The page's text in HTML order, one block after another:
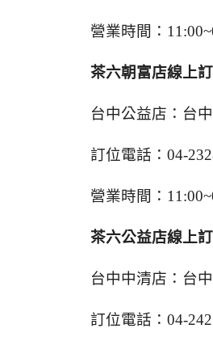
營業時間：
茶六朝富店線上
台中公益店：台
訂位電話：04-
營業時間：
茶六公益店線上
台中中清店：台
訂位電話：04-